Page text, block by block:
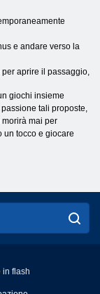
e andare verso la
per aprire il passaggio,
giochi insieme
tali proposte,
mai per
un tocco e giocare
in flash